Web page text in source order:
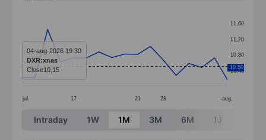
Line chart with 17 data points.
The chart has 1 X axis displaying categories.
The chart has 1 Y axis displaying values. Data ranges
jul. 17 21 28 aug.
10,40
10,80
11,20
11,60
10,50
04-aug-2026 19:30
DXR:xnas
Close10,15
End of interactive chart.
Intraday 1W 1M 3M 6M 1J